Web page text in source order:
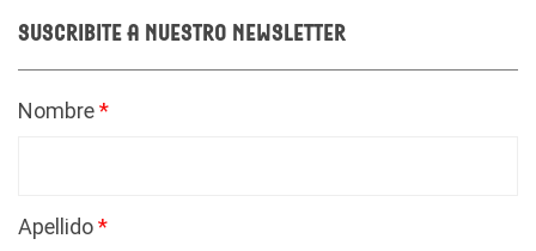
Suscribite a nuestro newsletter
Nombre
Apellido